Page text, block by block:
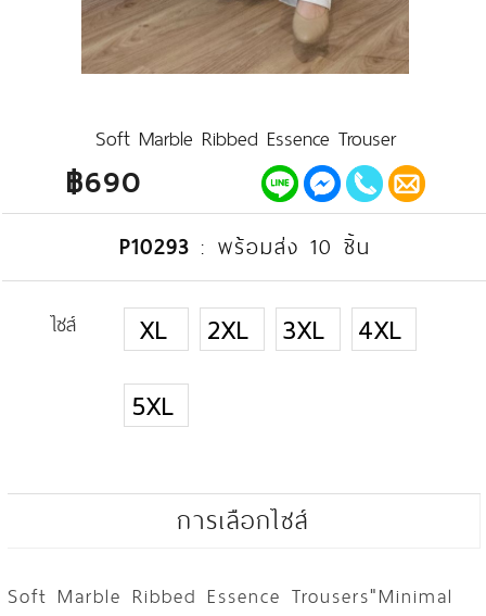
Soft Marble Ribbed Essence Trouser
฿690
P10293 : พร้อมส่ง 10 ชิ้น
ไซส์ XL 2XL 3XL 4XL
5XL
การเลือกไซส์
Soft Marble Ribbed Essence Trousers"Minimal